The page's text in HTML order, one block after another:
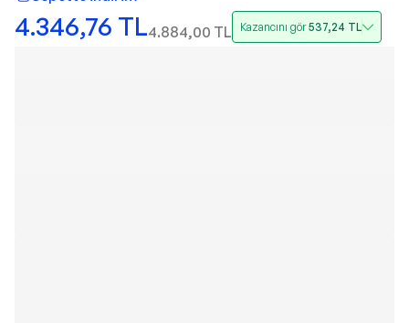
4.346,76 TL4.884,00 TL Kazancını gör537,24 TL